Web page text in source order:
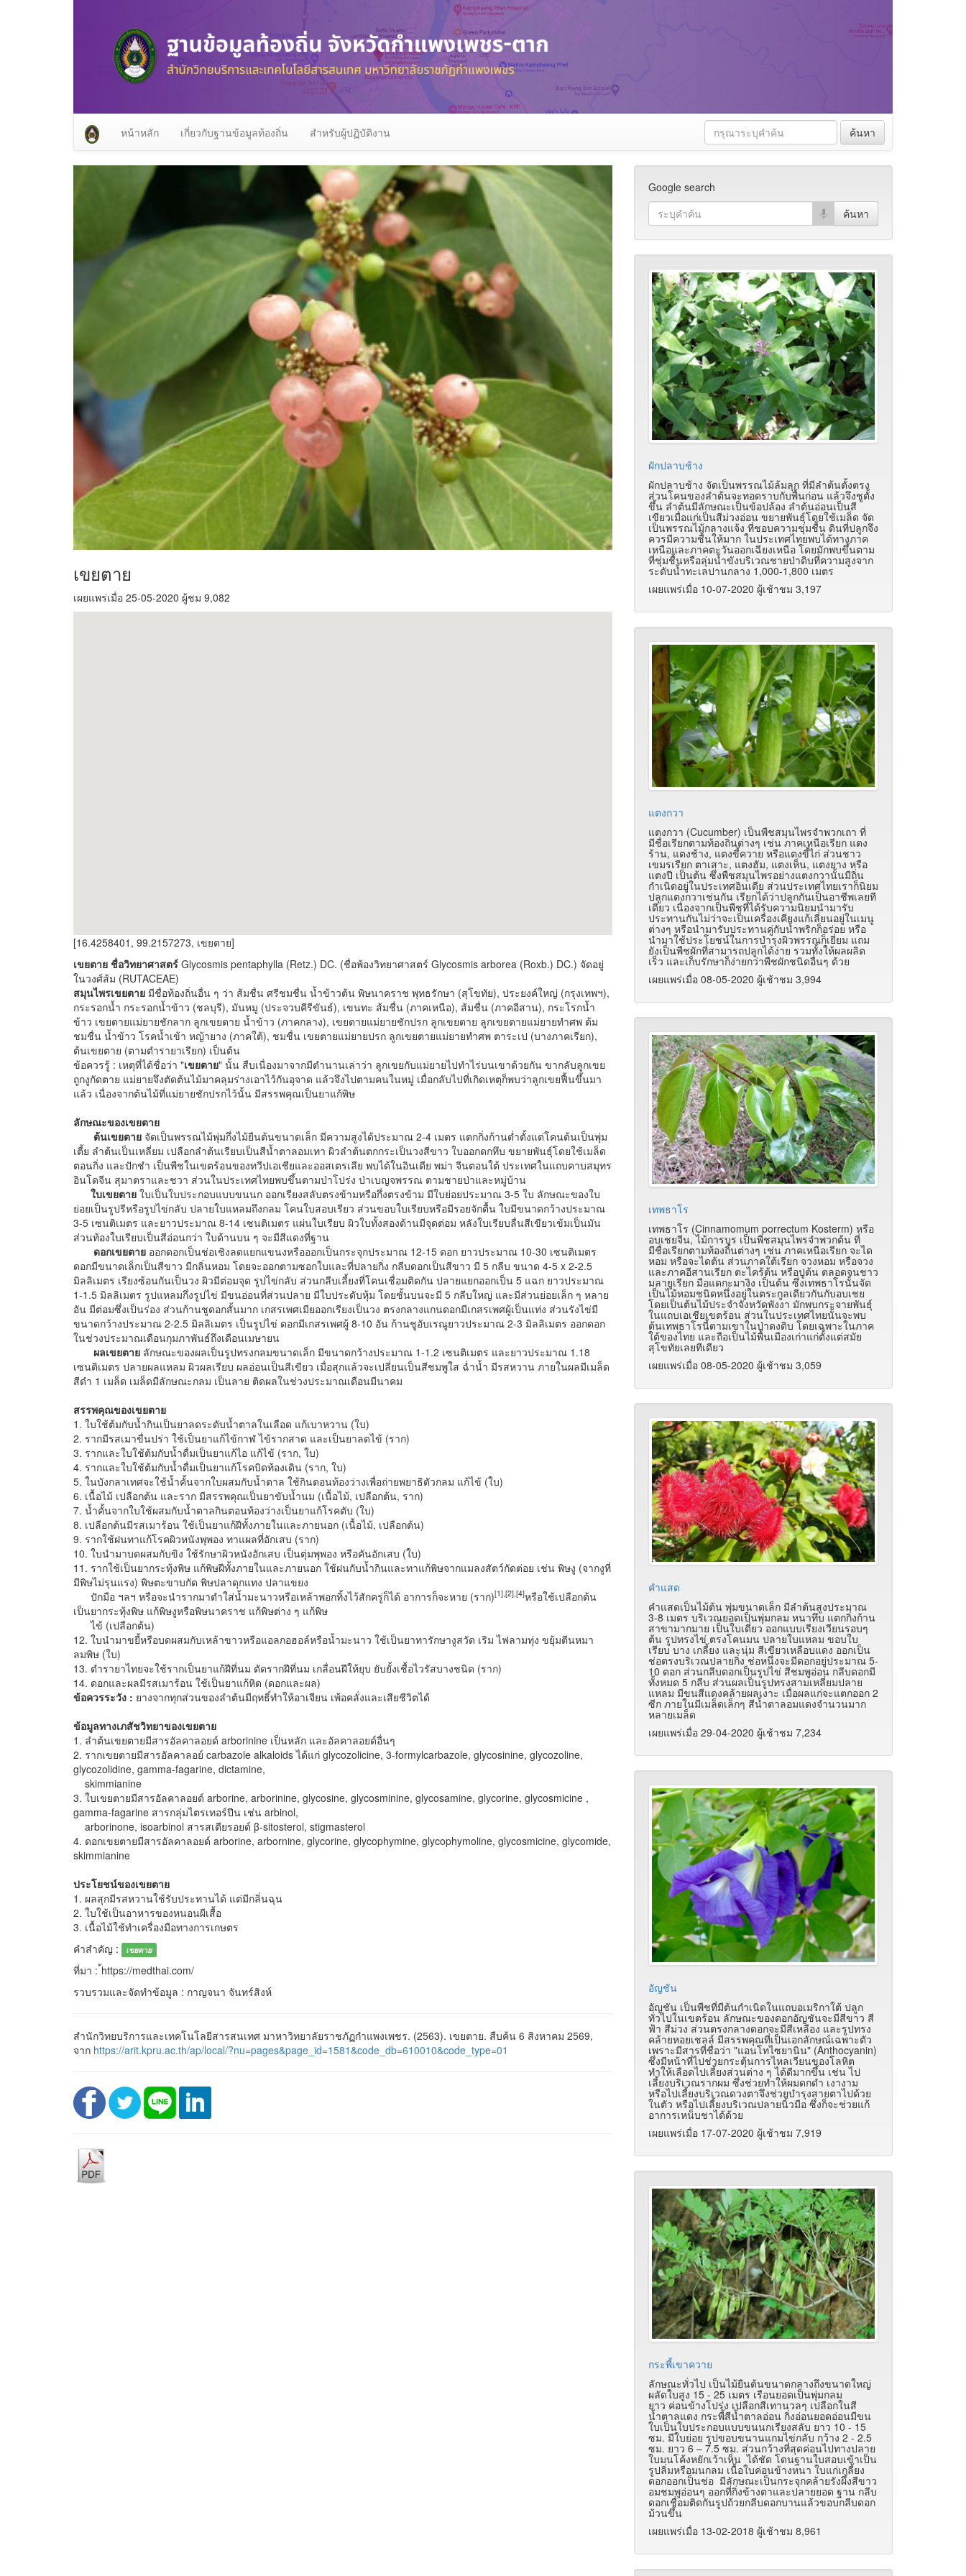
หน้าหลัก เกี่ยวกับฐานข้อมูลท้องถิ่น สำหรับผู้ปฏิบัติงาน ค้นหา
เขยตาย
เผยแพร่เมื่อ 25-05-2020 ผู้ชม 9,082
[16.4258401, 99.2157273, เขยตาย]
เขยตาย ชื่อวิทยาศาสตร์ Glycosmis pentaphylla (Retz.) DC. (ชื่อพ้องวิทยาศาสตร์ Glycosmis arborea (Roxb.) DC.) จัดอยู่
ในวงศ์ส้ม (RUTACEAE)
สมุนไพรเขยตาย มีชื่อท้องถิ่นอื่น ๆ ว่า ส้มชื่น ศรีชมชื่น น้ำข้าวต้น พิษนาคราช พุทธรักษา (สุโขทัย), ประยงค์ใหญ่ (กรุงเทพฯ),
กระรอกน้ำ กระรอกน้ำข้าว (ชลบุรี), มันหมู (ประจวบคีรีขันธ์), เขนทะ ส้มชื่น (ภาคเหนือ), ส้มชื่น (ภาคอีสาน), กระโรกน้ำ
ข้าว เขยตายแม่ยายชักลาก ลูกเขยตาย น้ำข้าว (ภาคกลาง), เขยตายแม่ยายชักปรก ลูกเขยตาย ลูกเขยตายแม่ยายทำศพ ต้ม
ชมชื่น น้ำข้าว โรคน้ำเข้า หญ้ายาง (ภาคใต้), ชมชื่น เขยตายแม่ยายปรก ลูกเขยตายแม่ยายทำศพ ตาระเป (บางภาคเรียก),
ต้นเขยตาย (ตามตำรายาเรียก) เป็นต้น
ข้อควรรู้ : เหตุที่ได้ชื่อว่า "เขยตาย" นั้น สืบเนื่องมาจากมีตำนานเล่าว่า ลูกเขยกับแม่ยายไปทำไร่บนเขาด้วยกัน ขากลับลูกเขย
ถูกงูกัดตาย แม่ยายจึงตัดต้นไม้มาคลุมร่างเอาไว้กันอุจาด แล้วจึงไปตามคนในหมู่ เมื่อกลับไปที่เกิดเหตุก็พบว่าลูกเขยฟื้นขึ้นมา
แล้ว เนื่องจากต้นไม้ที่แม่ยายชักปรกไว้นั้น มีสรรพคุณเป็นยาแก้พิษ
ลักษณะของเขยตาย
ต้นเขยตาย จัดเป็นพรรณไม้พุ่มกึ่งไม้ยืนต้นขนาดเล็ก มีความสูงได้ประมาณ 2-4 เมตร แตกกิ่งก้านต่ำตั้งแต่โคนต้นเป็นพุ่ม
เตี้ย ลำต้นเป็นเหลี่ยม เปลือกลำต้นเรียบเป็นสีน้ำตาลอมเทา ผิวลำต้นตกกระเป็นวงสีขาว ใบออกดกทึบ ขยายพันธุ์โดยใช้เมล็ด
ตอนกิ่ง และปักชำ เป็นพืชในเขตร้อนของทวีปเอเชียและออสเตรเลีย พบได้ในอินเดีย พม่า จีนตอนใต้ ประเทศในแถบคาบสมุทร
อินโดจีน สุมาตราและชวา ส่วนในประเทศไทยพบขึ้นตามป่าโปร่ง ป่าเบญจพรรณ ตามชายป่าและหมู่บ้าน
ใบเขยตาย ใบเป็นใบประกอบแบบขนนก ออกเรียงสลับตรงข้ามหรือกึ่งตรงข้าม มีใบย่อยประมาณ 3-5 ใบ ลักษณะของใบ
ย่อยเป็นรูปรีหรือรูปไข่กลับ ปลายใบแหลมถึงกลม โคนใบสอบเรียว ส่วนขอบใบเรียบหรือมีรอยจักตื้น ใบมีขนาดกว้างประมาณ
3-5 เซนติเมตร และยาวประมาณ 8-14 เซนติเมตร แผ่นใบเรียบ ผิวใบทั้งสองด้านมีจุดต่อม หลังใบเรียบลื่นสีเขียวเข้มเป็นมัน
ส่วนท้องใบเรียบเป็นสีอ่อนกว่า ใบด้านบน ๆ จะมีสีแดงที่ฐาน
ดอกเขยตาย ออกดอกเป็นช่อเชิงลดแยกแขนงหรือออกเป็นกระจุกประมาณ 12-15 ดอก ยาวประมาณ 10-30 เซนติเมตร
ดอกมีขนาดเล็กเป็นสีขาว มีกลิ่นหอม โดยจะออกตามซอกใบและที่ปลายกิ่ง กลีบดอกเป็นสีขาว มี 5 กลีบ ขนาด 4-5 x 2-2.5
มิลลิเมตร เรียงซ้อนกันเป็นวง ผิวมีต่อมจุด รูปไข่กลับ ส่วนกลีบเลี้ยงที่โคนเชื่อมติดกัน ปลายแยกออกเป็น 5 แฉก ยาวประมาณ
1-1.5 มิลลิเมตร รูปแหลมกึ่งรูปไข่ มีขนอ่อนที่ส่วนปลาย มีใบประดับหุ้ม โดยชั้นบนจะมี 5 กลีบใหญ่ และมีส่วนย่อยเล็ก ๆ หลาย
อัน มีต่อมซึ่งเป็นร่อง ส่วนก้านชูดอกสั้นมาก เกสรเพศเมียออกเรียงเป็นวง ตรงกลางแกนดอกมีเกสรเพศผู้เป็นแท่ง ส่วนรังไข่มี
ขนาดกว้างประมาณ 2-2.5 มิลลิเมตร เป็นรูปไข่ ดอกมีเกสรเพศผู้ 8-10 อัน ก้านชูอับเรณูยาวประมาณ 2-3 มิลลิเมตร ออกดอก
ในช่วงประมาณเดือนกุมภาพันธ์ถึงเดือนเมษายน
ผลเขยตาย ลักษณะของผลเป็นรูปทรงกลมขนาดเล็ก มีขนาดกว้างประมาณ 1-1.2 เซนติเมตร และยาวประมาณ 1.18
เซนติเมตร ปลายผลแหลม ผิวผลเรียบ ผลอ่อนเป็นสีเขียว เมื่อสุกแล้วจะเปลี่ยนเป็นสีชมพูใส ฉ่ำน้ำ มีรสหวาน ภายในผลมีเมล็ด
สีดำ 1 เมล็ด เมล็ดมีลักษณะกลม เป็นลาย ติดผลในช่วงประมาณเดือนมีนาคม
สรรพคุณของเขยตาย
1. ใบใช้ต้มกับน้ำกินเป็นยาลดระดับน้ำตาลในเลือด แก้เบาหวาน (ใบ)
2. รากมีรสเมาขื่นปร่า ใช้เป็นยาแก้ไข้กาฬ ไข้รากสาด และเป็นยาลดไข้ (ราก)
3. รากและใบใช้ต้มกับน้ำดื่มเป็นยาแก้ไอ แก้ไข้ (ราก, ใบ)
4. รากและใบใช้ต้มกับน้ำดื่มเป็นยาแก้โรคบิดท้องเดิน (ราก, ใบ)
5. ในบังกลาเทศจะใช้น้ำคั้นจากใบผสมกับน้ำตาล ใช้กินตอนท้องว่างเพื่อถ่ายพยาธิตัวกลม แก้ไข้ (ใบ)
6. เนื้อไม้ เปลือกต้น และราก มีสรรพคุณเป็นยาขับน้ำนม (เนื้อไม้, เปลือกต้น, ราก)
7. น้ำคั้นจากใบใช้ผสมกับน้ำตาลกินตอนท้องว่างเป็นยาแก้โรคตับ (ใบ)
8. เปลือกต้นมีรสเมาร้อน ใช้เป็นยาแก้ฝีทั้งภายในและภายนอก (เนื้อไม้, เปลือกต้น)
9. รากใช้ฝนทาแก้โรคผิวหนังพุพอง ทาแผลที่อักเสบ (ราก)
10. ใบนำมาบดผสมกับขิง ใช้รักษาผิวหนังอักเสบ เป็นตุ่มพุพอง หรือคันอักเสบ (ใบ)
11. รากใช้เป็นยากระทุ้งพิษ แก้พิษฝีทั้งภายในและภายนอก ใช้ฝนกับน้ำกินและทาแก้พิษจากแมลงสัตว์กัดต่อย เช่น พิษงู (จากงูที่
มีพิษไม่รุนแรง) พิษตะขาบกัด พิษปลาดุกแทง ปลาแขยง
ปักมือ ฯลฯ หรือจะนำรากมาตำใส่น้ำมะนาวหรือเหล้าพอกทิ้งไว้สักครู่ก็ได้ อาการก็จะหาย (ราก)[1],[2],[4]หรือใช้เปลือกต้น
เป็นยากระทุ้งพิษ แก้พิษงูหรือพิษนาคราช แก้พิษต่าง ๆ แก้พิษ
ไข้ (เปลือกต้น)
12. ใบนำมาขยี้หรือบดผสมกับเหล้าขาวหรือแอลกอฮอล์หรือน้ำมะนาว ใช้เป็นยาทารักษางูสวัด เริม ไฟลามทุ่ง ขยุ้มตีนหมา
ลมพิษ (ใบ)
13. ตำรายาไทยจะใช้รากเป็นยาแก้ฝีที่นม ตัดรากฝีที่นม เกลื่อนฝีให้ยุบ ยับยั้งเชื้อไวรัสบางชนิด (ราก)
14. ดอกและผลมีรสเมาร้อน ใช้เป็นยาแก้หิด (ดอกและผล)
ข้อควรระวัง : ยางจากทุกส่วนของลำต้นมีฤทธิ์ทำให้อาเจียน เพ้อคลั่งและเสียชีวิตได้
ข้อมูลทางเภสัชวิทยาของเขยตาย
1. ลำต้นเขยตายมีสารอัลคาลอยด์ arborinine เป็นหลัก และอัลคาลอยด์อื่นๆ
2. รากเขยตายมีสารอัลคาลอย์ carbazole alkaloids ได้แก่ glycozolicine, 3-formylcarbazole, glycosinine, glycozoline,
glycozolidine, gamma-fagarine, dictamine,
skimmianine
3. ใบเขยตายมีสารอัลคาลอยด์ arborine, arborinine, glycosine, glycosminine, glycosamine, glycorine, glycosmicine ,
gamma-fagarine สารกลุ่มไตรเทอร์ปีน เช่น arbinol,
arborinone, isoarbinol สารสเตียรอยด์ β-sitosterol, stigmasterol
4. ดอกเขยตายมีสารอัลคาลอยด์ arborine, arbornine, glycorine, glycophymine, glycophymoline, glycosmicine, glycomide,
skimmianine
ประโยชน์ของเขยตาย
1. ผลสุกมีรสหวานใช้รับประทานได้ แต่มีกลิ่นฉุน
2. ใบใช้เป็นอาหารของหนอนผีเสื้อ
3. เนื้อไม้ใช้ทำเครื่องมือทางการเกษตร
คำสำคัญ :
เขยตาย
ที่มา : ้https://medthai.com/
รวบรวมและจัดทำข้อมูล : กาญจนา จันทร์สิงห์
สำนักวิทยบริการและเทคโนโลยีสารสนเทศ มาหาวิทยาลัยราชภัฏกำแพงเพชร. (2563). เขยตาย. สืบค้น 6 สิงหาคม 2569,
จาก https://arit.kpru.ac.th/ap/local/?nu=pages&page_id=1581&code_db=610010&code_type=01
Google search
ผักปลาบช้าง
ผักปลาบช้าง จัดเป็นพรรณไม้ล้มลุก ที่มีลำต้นตั้งตรง
ส่วนโคนของลำต้นจะทอดราบกับพื้นก่อน แล้วจึงชูตั้ง
ขึ้น ลำต้นมีลักษณะเป็นข้อปล้อง ลำต้นอ่อนเป็นสี
เขียวเมื่อแก่เป็นสีม่วงอ่อน ขยายพันธุ์โดยใช้เมล็ด จัด
เป็นพรรณไม้กลางแจ้ง ที่ชอบความชุ่มชื้น ดินที่ปลูกจึง
ควรมีความชื้นให้มาก ในประเทศไทยพบได้ทางภาค
เหนือและภาคตะวันออกเฉียงเหนือ โดยมักพบขึ้นตาม
ที่ชุ่มชื้นหรือลุ่มน้ำขังบริเวณชายป่าดิบที่ความสูงจาก
ระดับน้ำทะเลปานกลาง 1,000-1,800 เมตร
เผยแพร่เมื่อ 10-07-2020 ผู้เช้าชม 3,197
แตงกวา
แตงกวา (Cucumber) เป็นพืชสมุนไพรจำพวกเถา ที่
มีชื่อเรียกตามท้องถิ่นต่างๆ เช่น ภาคเหนือเรียก แตง
ร้าน, แตงช้าง, แตงขี้ควาย หรือแตงขี้ไก่ ส่วนชาว
เขมรเรียก ตาเสาะ, แตงฮัม, แตงเห็น, แตงยาง หรือ
แตงปี เป็นต้น ซึ่งพืชสมุนไพรอย่างแตงกวานั้นมีถิ่น
กำเนิดอยู่ในประเทศอินเดีย ส่วนประเทศไทยเราก็นิยม
ปลูกแตงกวาเช่นกัน เรียกได้ว่าปลูกกันเป็นอาชีพเลยที
เดียว เนื่องจากเป็นพืชที่ได้รับความนิยมนำมารับ
ประทานกันไม่ว่าจะเป็นเครื่องเคียงแก้เลี่ยนอยู่ในเมนู
ต่างๆ หรือนำมารับประทานคู่กับน้ำพริกก็อร่อย หรือ
นำมาใช้ประโยชน์ในการบำรุงผิวพรรณก็เยี่ยม แถม
ยังเป็นพืชผักที่สามารถปลูกได้ง่าย รวมทั้งให้ผลผลิต
เร็ว และเก็บรักษาก็ง่ายกว่าพืชผักชนิดอื่นๆ ด้วย
เผยแพร่เมื่อ 08-05-2020 ผู้เช้าชม 3,994
เทพธาโร
เทพธาโร (Cinnamomum porrectum Kosterm) หรือ
อบเชยจีน, ไม้การบูร เป็นพืชสมุนไพรจำพวกต้น ที่
มีชื่อเรียกตามท้องถิ่นต่างๆ เช่น ภาคเหนือเรียก จะได
หอม หรือจะไดต้น ส่วนภาคใต้เรียก จวงหอม หรือจวง
และภาคอีสานเรียก ตะไคร้ต้น หรือปูต้น ตลอดจนชาว
มลายูเรียก มือแดกะมางิง เป็นต้น ซึ่งเทพธาโรนั้นจัด
เป็นไม้หอมชนิดหนึ่งอยู่ในตระกูลเดียวกันกับอบเชย
โดยเป็นต้นไม้ประจำจังหวัดพังงา มักพบกระจายพันธุ์
ในแถบเอเชียเขตร้อน ส่วนในประเทศไทยนั้นจะพบ
ต้นเทพธาโรนี้ตามเขาในป่าดงดิบ โดยเฉพาะในภาค
ใต้ของไทย และถือเป็นไม้พื้นเมืองเก่าแก่ตั้งแต่สมัย
สุโขทัยเลยทีเดียว
เผยแพร่เมื่อ 08-05-2020 ผู้เช้าชม 3,059
คำแสด
คำแสดเป็นไม้ต้น พุ่มขนาดเล็ก มีลำต้นสูงประมาณ
3-8 เมตร บริเวณยอดเป็นพุ่มกลม หนาทึบ แตกกิ่งก้าน
สาขามากมาย เป็นใบเดี่ยว ออกแบบเรียงเวียนรอบๆ
ต้น รูปทรงไข่ ตรงโคนมน ปลายใบแหลม ขอบใบ
เรียบ บาง เกลี้ยง และนุ่ม สีเขียวเหลือบแดง ออกเป็น
ช่อตรงบริเวณปลายกิ่ง ช่อหนึ่งจะมีดอกอยู่ประมาณ 5-
10 ดอก ส่วนกลีบดอกเป็นรูปไข่ สีชมพูอ่อน กลีบดอกมี
ทั้งหมด 5 กลีบ ส่วนผลเป็นรูปทรงสามเหลี่ยมปลาย
แหลม มีขนสีแดงคล้ายผลเงาะ เมื่อผลแก่จะแตกออก 2
ซีก ภายในมีเมล็ดเล็กๆ สีน้ำตาลอมแดงจำนวนมาก
หลายเมล็ด
เผยแพร่เมื่อ 29-04-2020 ผู้เช้าชม 7,234
อัญชัน
อัญชัน เป็นพืชที่มีต้นกำเนิดในแถบอเมริกาใต้ ปลูก
ทั่วไปในเขตร้อน ลักษณะของดอกอัญชันจะมีสีขาว สี
ฟ้า สีม่วง ส่วนตรงกลางดอกจะมีสีเหลือง และรูปทรง
คล้ายหอยเชลล์ มีสรรพคุณที่เป็นเอกลักษณ์เฉพาะตัว
เพราะมีสารที่ชื่อว่า "แอนโทไซยานิน" (Anthocyanin)
ซึ่งมีหน้าที่ไปช่วยกระตุ้นการไหลเวียนของโลหิต
ทำให้เลือดไปเลี้ยงส่วนต่าง ๆ ได้ดีมากขึ้น เช่น ไป
เลี้ยงบริเวณรากผม ซึ่งช่วยทำให้ผมดกดำ เงางาม
หรือไปเลี้ยงบริเวณดวงตาจึงช่วยบำรุงสายตาไปด้วย
ในตัว หรือไปเลี้ยงบริเวณปลายนิ้วมือ ซึ่งก็จะช่วยแก้
อาการเหน็บชาได้ด้วย
เผยแพร่เมื่อ 17-07-2020 ผู้เช้าชม 7,919
กระพี้เขาควาย
ลักษณะทั่วไป เป็นไม้ยืนต้นขนาดกลางถึงขนาดใหญ่
ผลัดใบสูง 15 - 25 เมตร เรือนยอดเป็นพุ่มกลม
ยาว ค่อนข้างโปร่ง เปลือกสีเทานวลๆ เปลือกในสี
น้ำตาลแดง กระพี้สีน้ำตาลอ่อน กิ่งอ่อนยอดอ่อนมีขน
ใบเป็นใบประกอบแบบขนนกเรียงสลับ ยาว 10 - 15
ซม. มีใบย่อย รูปขอบขนานแกมไข่กลับ กว้าง 2 - 2.5
ซม. ยาว 6 – 7.5 ซม. ส่วนกว้างที่สุดค่อนไปทางปลาย
ใบมนโค้งหยักเว้าเห็น ได้ชัด โดนฐานใบสอบเข้าเป็น
รูปลิ่มหรือมนกลม เนื้อใบค่อนข้างหนา ใบแก่เกลี้ยง
ดอกออกเป็นช่อ มีลักษณะเป็นกระจุกคล้ายรังผึ้งสีขาว
อมชมพูอ่อนๆ ออกที่กิ่งข้างตาและปลายยอด ฐาน กลีบ
ดอกเชื่อมติดกันรูปถ้วยกลีบดอกบานแล้วขอบกลีบดอก
ม้วนขึ้น
เผยแพร่เมื่อ 13-02-2018 ผู้เช้าชม 8,961